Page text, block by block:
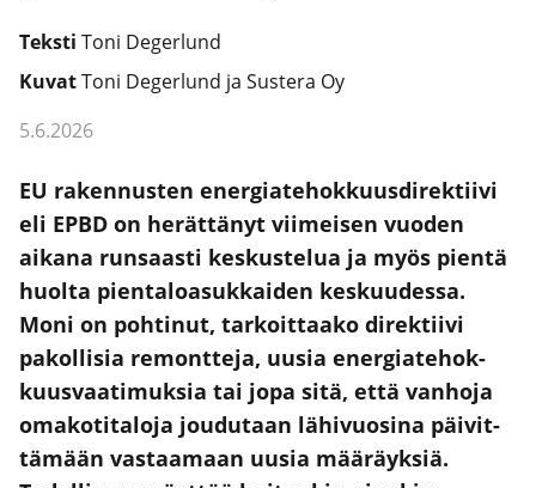
Teks­ti Toni Deger­lund
KuvatToni Deger­lund ja Sus­te­ra Oy
5.6.2026
EU raken­nus­ten ener­gia­te­hok­kuus­di­rek­tii­vi
eli EPBD on herät­tä­nyt vii­mei­sen vuo­den
aika­na run­saas­ti kes­kus­te­lua ja myös pien­tä
huol­ta pien­ta­loa­suk­kai­den kes­kuu­des­sa.
Moni on poh­ti­nut, tar­koit­taa­ko direk­tii­vi
pakol­li­sia remont­te­ja, uusia ener­gia­te­hok­
kuus­vaa­ti­muk­sia tai jopa sitä, että van­ho­ja
oma­ko­ti­ta­lo­ja jou­du­taan lähi­vuo­si­na päi­vit­
tä­mään vas­taa­maan uusia mää­räyk­siä.